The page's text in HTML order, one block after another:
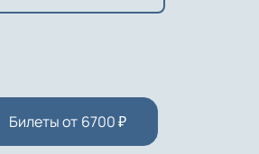
Билеты от 6700₽